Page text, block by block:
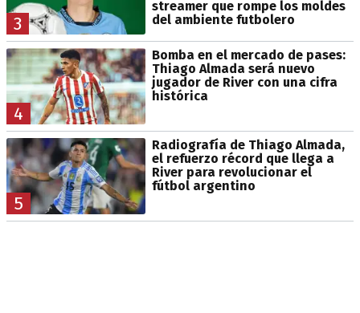
3
streamer que rompe los moldes
del ambiente futbolero
4
Bomba en el mercado de pases:
Thiago Almada será nuevo
jugador de River con una cifra
histórica
5
Radiografía de Thiago Almada,
el refuerzo récord que llega a
River para revolucionar el
fútbol argentino